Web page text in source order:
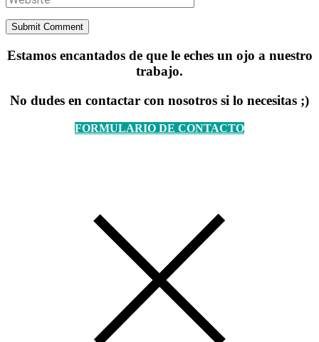
Estamos encantados de que le eches un ojo a nuestro
trabajo.
No dudes en contactar con nosotros si lo necesitas ;)
FORMULARIO DE CONTACTO